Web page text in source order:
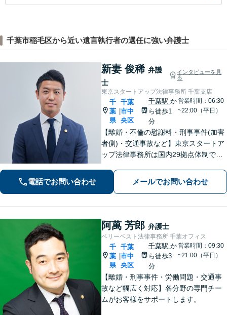
千葉市稲毛区から近い遺言執行者の選任に強い弁護士
新妻 俊稀 弁護
士
インタビューを見
る
東京スタートアップ法律事務所 千葉支店
千
葉
県
|
千葉
市中
央区
千葉駅 か
ら徒歩1
分
営業時間：06:30
~22:00（平日）
【離婚・不倫の慰謝料・刑事事件(加害
者側)・交通事故など】東京スタートア
ップ法律事務所は国内29拠点体制で全
対応(法律相談は完全予約制)】各分野で
専門性の高い弁護士が寄り添い解決を
電話でお問い合わせ メールでお問い合わせ
阿萬 芳郎 弁護士
ベリーベスト法律事務所 千葉オフィス
千
葉
県
|
千葉
市中
央区
千葉駅 か
ら徒歩3
分
営業時間：09:30
~21:00（平日）
【離婚・刑事事件・労働問題・交通事
故など幅広く対応】各分野の専門チー
ムがお客様をサポートします。